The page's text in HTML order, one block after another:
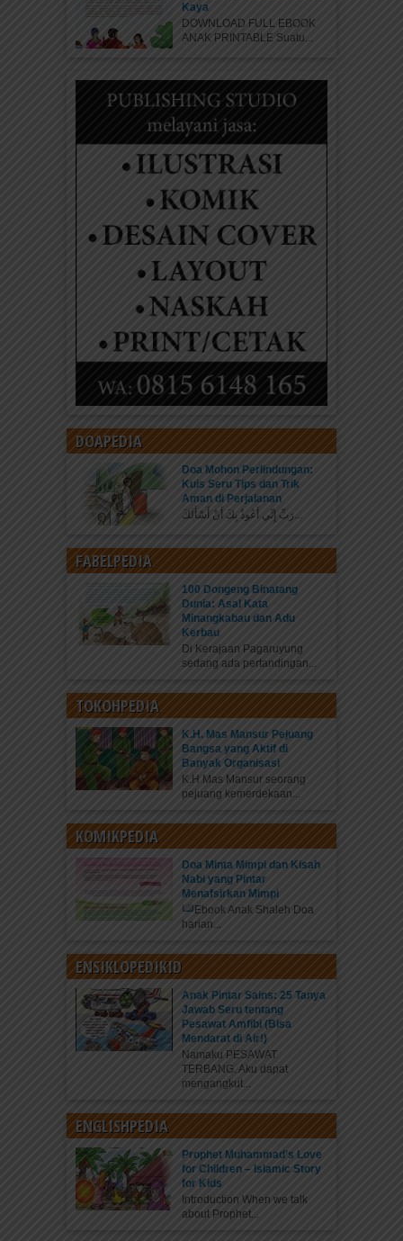
Kaya
DOWNLOAD FULL EBOOK
ANAK PRINTABLE Suatu...
DOAPEDIA
Doa Mohon Perlindungan:
Kuis Seru Tips dan Trik
Aman di Perjalanan
رَبِّ إِنِّي أَعُوذُ بِكَ أَنْ أَسْأَلَكَ...
FABELPEDIA
100 Dongeng Binatang
Dunia: Asal Kata
Minangkabau dan Adu
Kerbau
Di Kerajaan Pagaruyung
sedang ada pertandingan...
TOKOHPEDIA
K.H. Mas Mansur Pejuang
Bangsa yang Aktif di
Banyak Organisasi
K.H Mas Mansur seorang
pejuang kemerdekaan...
KOMIKPEDIA
Doa Minta Mimpi dan Kisah
Nabi yang Pintar
Menafsirkan Mimpi
Ebook Anak Shaleh Doa
harian...
ENSIKLOPEDIKID
Anak Pintar Sains: 25 Tanya
Jawab Seru tentang
Pesawat Amfibi (Bisa
Mendarat di Air!)
Namaku PESAWAT
TERBANG. Aku dapat
mengangkut...
ENGLISHPEDIA
Prophet Muhammad’s Love
for Children – Islamic Story
for Kids
Introduction When we talk
about Prophet...